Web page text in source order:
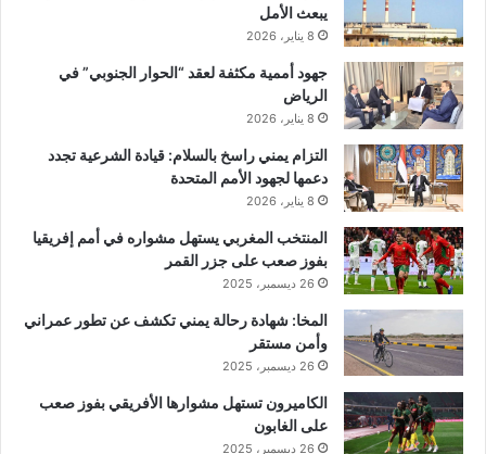
يبعث الأمل
8 يناير، 2026
جهود أممية مكثفة لعقد “الحوار الجنوبي” في
الرياض
8 يناير، 2026
التزام يمني راسخ بالسلام: قيادة الشرعية تجدد
دعمها لجهود الأمم المتحدة
8 يناير، 2026
المنتخب المغربي يستهل مشواره في أمم إفريقيا
بفوز صعب على جزر القمر
26 ديسمبر، 2025
المخا: شهادة رحالة يمني تكشف عن تطور عمراني
وأمن مستقر
26 ديسمبر، 2025
الكاميرون تستهل مشوارها الأفريقي بفوز صعب
على الغابون
26 ديسمبر، 2025